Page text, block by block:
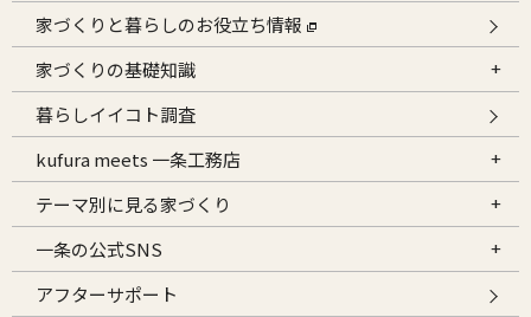
家づくりと暮らしのお役立ち情報
家づくりの基礎知識
暮らしイイコト調査
kufura meets 一条工務店
テーマ別に見る家づくり
一条の公式SNS
アフターサポート